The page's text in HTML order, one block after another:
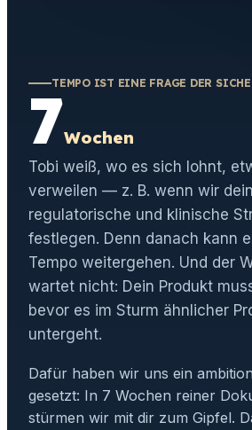
TEMPO IST EINE FRAGE DER
7Wochen
Tobi weiß, wo es sich lohnt,
verweilen — z. B. wenn wir
regulatorische und klinische
festlegen. Denn danach kann
Tempo weitergehen. Und der
wartet nicht: Dein Produkt
bevor es im Sturm ähnlicher
untergeht.
Dafür haben wir uns ein
gesetzt: In 7 Wochen reiner
stürmen wir mit dir zum Gipfel.